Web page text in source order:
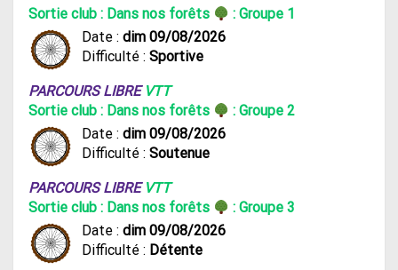
Sortie club : Dans nos forêts
: Groupe 1
Date : dim 09/08/2026
Difficulté : Sportive
PARCOURS LIBRE VTT
Sortie club : Dans nos forêts
: Groupe 2
Date : dim 09/08/2026
Difficulté : Soutenue
PARCOURS LIBRE VTT
Sortie club : Dans nos forêts
: Groupe 3
Date : dim 09/08/2026
Difficulté : Détente